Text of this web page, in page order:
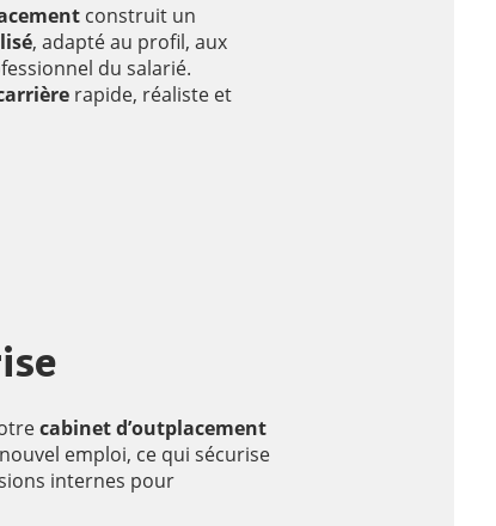
construit un
, adapté au profil, aux
du salarié.
rapide, réaliste et
cabinet d’outplacement
emploi, ce qui sécurise
internes pour